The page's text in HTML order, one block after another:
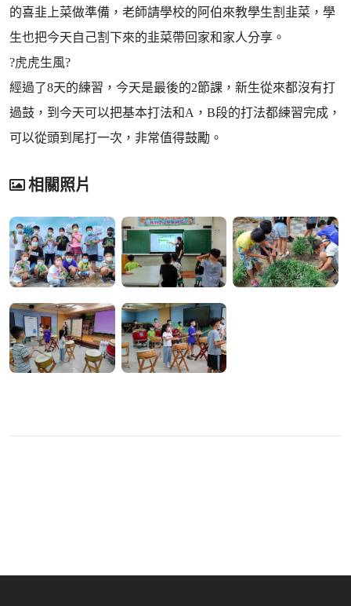
的喜韭上菜做準備，老師請學校的阿伯來教學生割韭菜，學
生也把今天自己割下來的韭菜帶回家和家人分享。
?虎虎生風?
經過了8天的練習，今天是最後的2節課，新生從來都沒有打
過鼓，到今天可以把基本打法和A，B段的打法都練習完成，
可以從頭到尾打一次，非常值得鼓勵。
相關照片